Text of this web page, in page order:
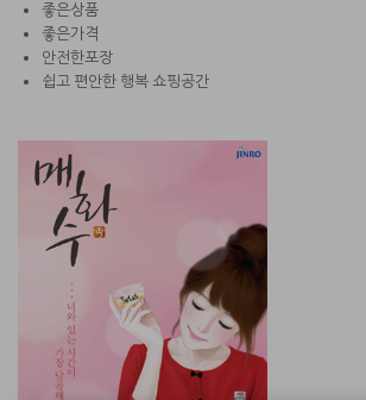
좋은상품
좋은가격
안전한포장
쉽고 편안한 행복 쇼핑공간